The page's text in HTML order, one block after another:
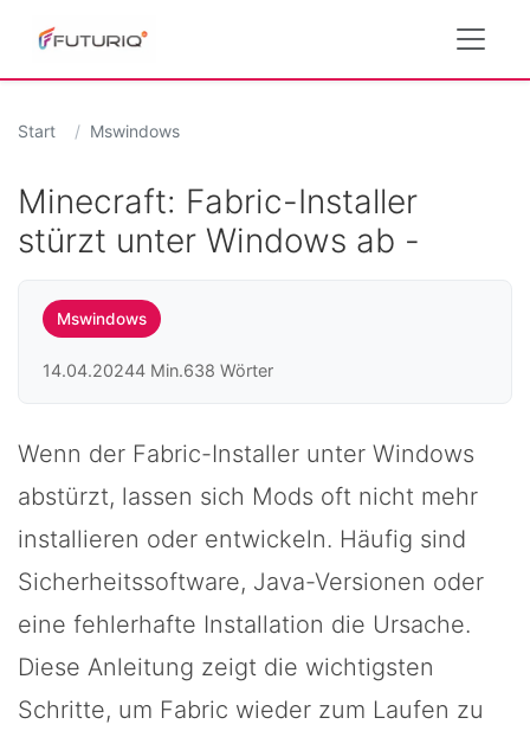
Start Mswindows
Minecraft: Fabric-Installer
stürzt unter Windows ab -
Mswindows
14.04.20244 Min.638 Wörter
Wenn der Fabric-Installer unter Windows
abstürzt, lassen sich Mods oft nicht mehr
installieren oder entwickeln. Häufig sind
Sicherheitssoftware, Java-Versionen oder
eine fehlerhafte Installation die Ursache.
Diese Anleitung zeigt die wichtigsten
Schritte, um Fabric wieder zum Laufen zu